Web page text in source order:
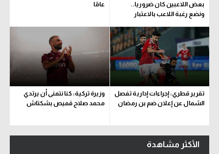
بعض اللاعبين كان ضروريا..
ونضع رغبة اللاعب بالاعتبار
عامًا
تقرير قطري: إجراءات إدارية تفصل
الشمال عن إعلان ضم بن رمضان
وزيرة تركية: كنا نتمنى أن يرتدي
محمد صلاح قميص بشكتاش
الأكثر مشاهدة